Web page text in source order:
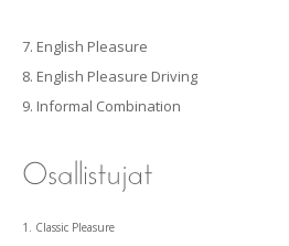
7. English Pleasure
8. English Pleasure Driving
9. Informal Combination
1. Classic Pleasure